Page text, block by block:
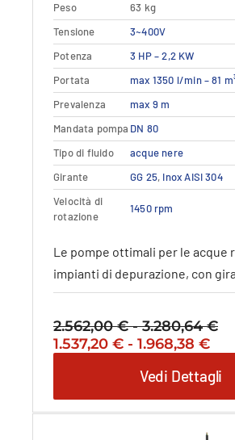
Dettagli
Questo
prodotto
ha
più
varianti.
Le
possono
essere
scelte
prodotto
Peso
63 kg
Tensione
3~400V
Potenza
3 HP – 2,2 KW
Portata
max 1350 l/min – 81
Prevalenza
max 9 m
Mandata pompa DN 80
Tipo di fluido
acque nere
Girante
GG 25, Inox AISI 304
Velocità di
rotazione
1450 rpm
Le pompe ottimali per le acque
impianti di depurazione, con
2.562,00€ - 3.280,64€
da
a
Il
era:
2.562,00 €
1.537,20 € - 1.968,38 €
da
Il
è:
Vedi Dettagli